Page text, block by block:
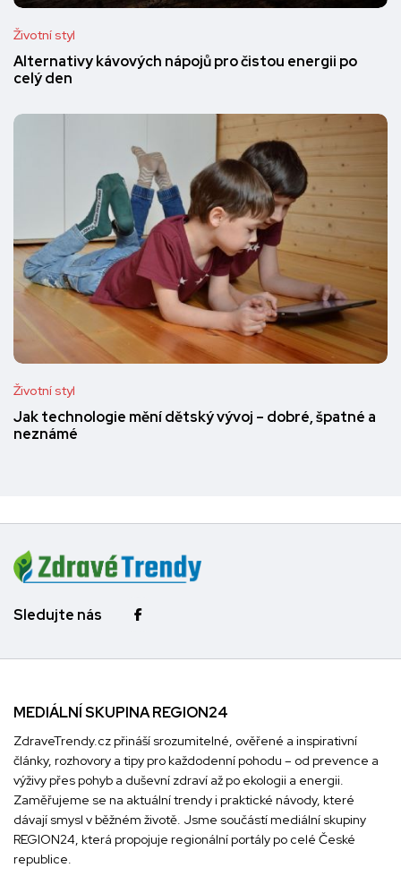
Životní styl
Alternativy kávových nápojů pro čistou energii po
celý den
Životní styl
Jak technologie mění dětský vývoj – dobré, špatné a
neznámé
Sledujte nás
MEDIÁLNÍ SKUPINA REGION24
ZdraveTrendy.cz přináší srozumitelné, ověřené a inspirativní
články, rozhovory a tipy pro každodenní pohodu – od prevence a
výživy přes pohyb a duševní zdraví až po ekologii a energii.
Zaměřujeme se na aktuální trendy i praktické návody, které
dávají smysl v běžném životě. Jsme součástí mediální skupiny
REGION24, která propojuje regionální portály po celé České
republice.